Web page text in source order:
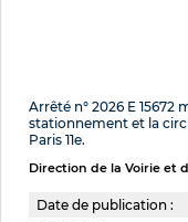
Arrêté n° 2026 E
stationnement et la
Paris 11e.
Direction de la Voirie et
Date de publication :